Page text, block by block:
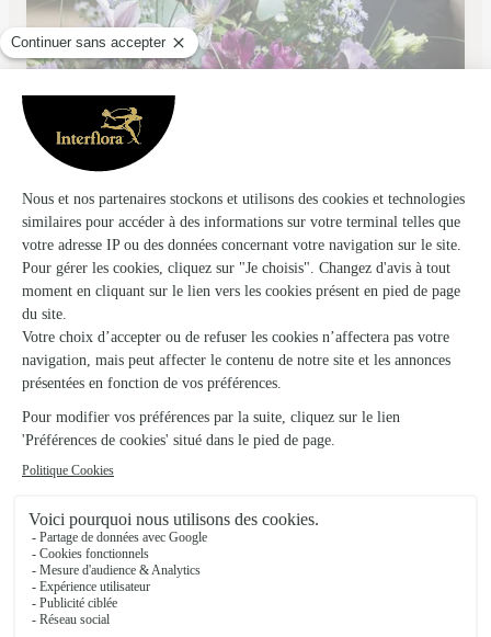
Le Marche Aux Fleurs
Romorantin Lanthenay
★★★2.9 (16)
C.Cial Leclerc 1, rue des Chardonnes
Voir la boutique
Ils ont fait livrer des fleurs ou une plante à
Couddes
★ ★ ★ ★
Facile rapide
Facile rapide
14/02/2026